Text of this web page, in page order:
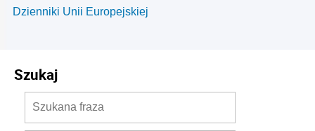
Dzienniki Unii Europejskiej
Szukaj